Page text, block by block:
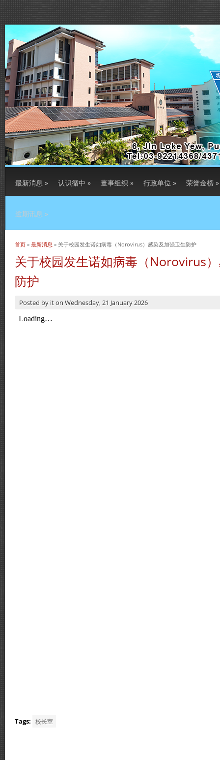
最新消息 » 认识循中 » 董事组织 » 行政单位 » 荣誉金榜 »
逾期讯息 »
当前位置
首页 » 最新消息 » 关于校园发生诺如病毒（Norovirus）感染及加强卫生防护
关于校园发生诺如病毒（Norovirus
防护
Posted by iton Wednesday, 21 January 2026
Tags: 校长室